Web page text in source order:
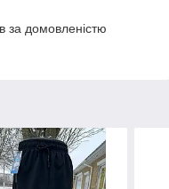
за домовленістю